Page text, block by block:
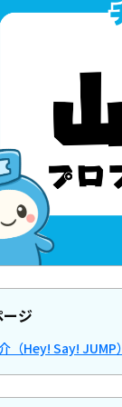
ジ
（Hey! Say! JUMP）